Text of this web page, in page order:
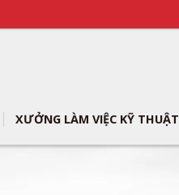
XƯỞNG LÀM VIỆC KỸ THUẬT